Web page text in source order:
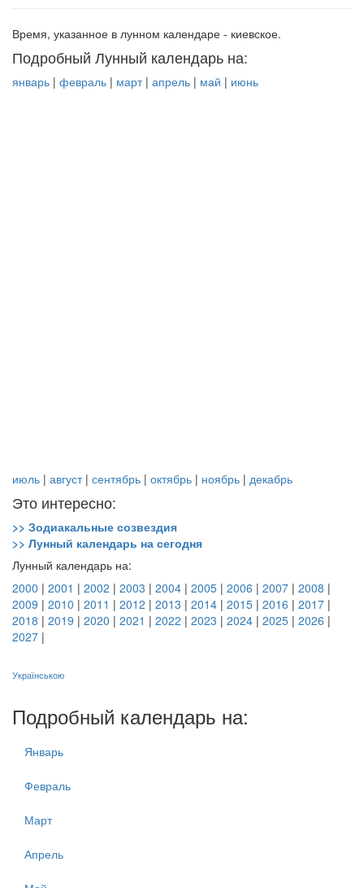
Время, указанное в лунном календаре - киевское.
Подробный Лунный календарь на:
январь | февраль | март| апрель | май | июнь
июль | август| сентябрь | октябрь | ноябрь | декабрь
Это интересно:
>> Зодиакальные созвездия
>> Лунный календарь на сегодня
Лунный календарь на:
2000 | 2001 | 2002 | 2003 | 2004 | 2005 | 2006 | 2007 | 2008 |
2009 | 2010 | 2011 | 2012 | 2013 | 2014 | 2015 | 2016 | 2017 |
2018 | 2019 | 2020 | 2021 | 2022 | 2023 | 2024 | 2025 | 2026 |
2027 |
Українською
Подробный календарь на:
Январь
Февраль
Март
Апрель